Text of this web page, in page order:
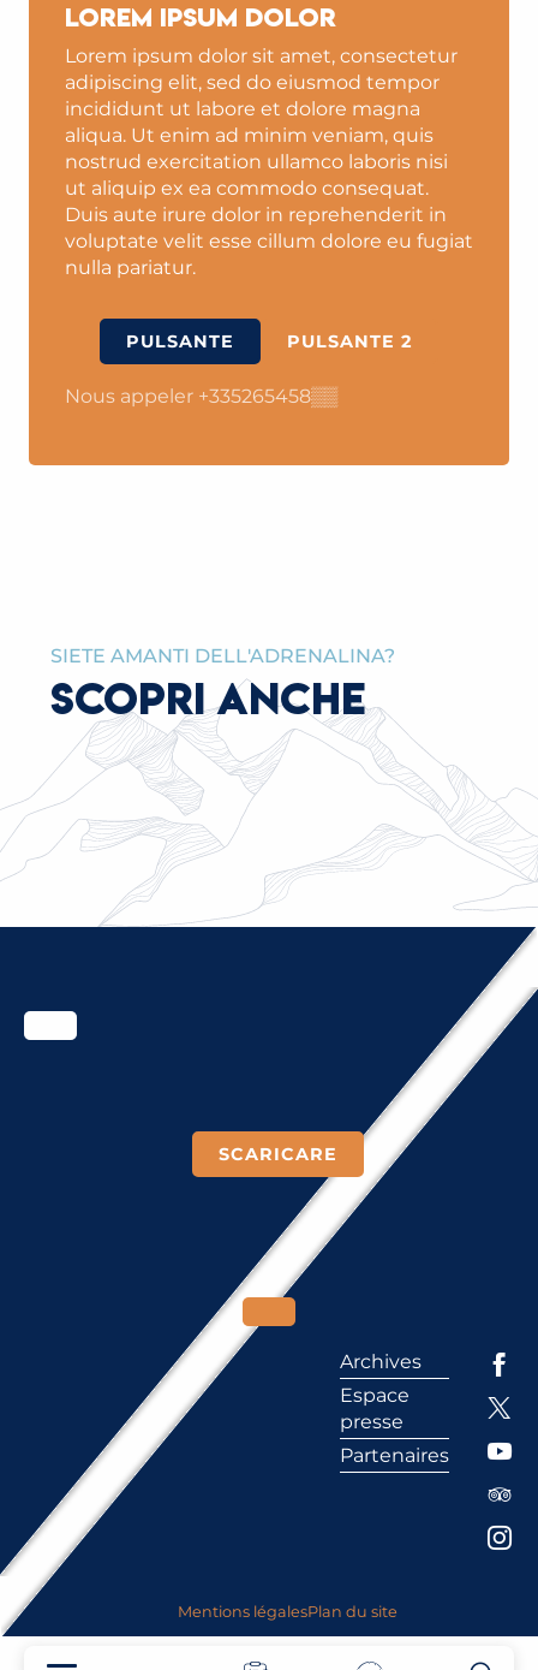
Lorem ipsum dolor
Lorem ipsum dolor sit amet, consectetur
adipiscing elit, sed do eiusmod tempor
incididunt ut labore et dolore magna
aliqua. Ut enim ad minim veniam, quis
nostrud exercitation ullamco laboris nisi
ut aliquip ex ea commodo consequat.
Duis aute irure dolor in reprehenderit in
voluptate velit esse cillum dolore eu fugiat
nulla pariatur.
PULSANTE PULSANTE 2
Nous appeler +335265458▒▒
SIETE AMANTI DELL'ADRENALINA?
SCOPRI ANCHE
L’UFFICIO DEL TURISMO
SCARICARE
Archives
Espace
presse
Partenaires
Mentions légalesPlan du site